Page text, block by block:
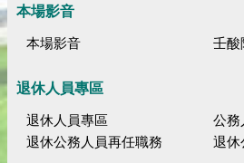
本場影音
本場影音 壬酸
退休人員專區
退休人員專區
公務
退休公務人員再任職務
退休